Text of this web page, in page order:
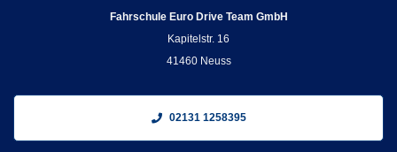
Fahrschule Euro Drive Team GmbH
Kapitelstr. 16
41460 Neuss
02131 1258395